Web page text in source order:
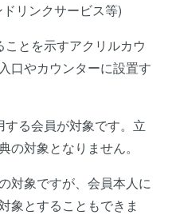
ンクサービス等)
ことを示すアクリルカウ
口やカウンターに設置す
る会員が対象です。立
の対象となりません。
対象ですが、会員本人に
象とすることもできま